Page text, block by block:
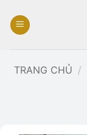
qua
dung
TRANG CHỦ /